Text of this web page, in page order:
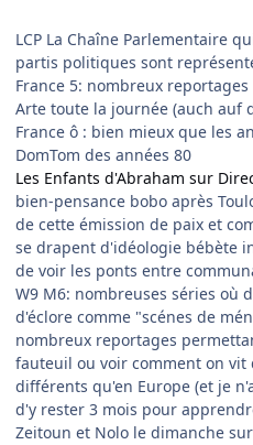
LCP La Chaîne Parlementaire
partis politiques sont
France 5: nombreux reportages
Arte toute la journée (auch auf
France ô : bien mieux que les
DomTom des années 80
Les Enfants d'Abraham sur
bien-pensance bobo après
de cette émission de paix et
se drapent d'idéologie bébète
de voir les ponts entre
W9 M6: nombreuses séries où
d'éclore comme "scénes de
nombreux reportages
fauteuil ou voir comment on
différents qu'en Europe (et je
d'y rester 3 mois pour
Zeitoun et Nolo le dimanche